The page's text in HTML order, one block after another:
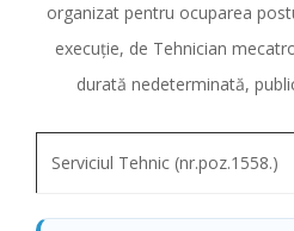
organizat pentru ocuparea
execuție, de Tehnician
durată nedeterminată,
Serviciul Tehnic (nr.poz.1558.)